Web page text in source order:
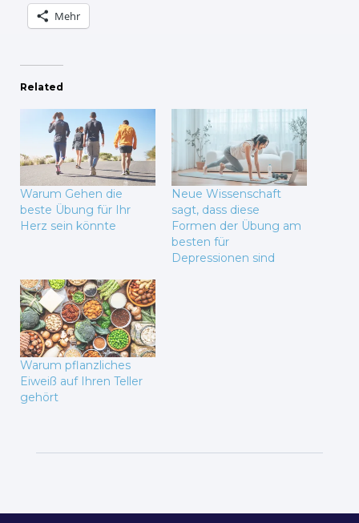
Mehr
Related
Warum Gehen die
beste Übung für Ihr
Herz sein könnte
Neue Wissenschaft
sagt, dass diese
Formen der Übung am
besten für
Depressionen sind
Warum pflanzliches
Eiweiß auf Ihren Teller
gehört